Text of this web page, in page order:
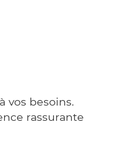
vos besoins.
rassurante